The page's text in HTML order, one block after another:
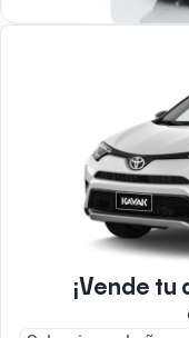
¡Vende